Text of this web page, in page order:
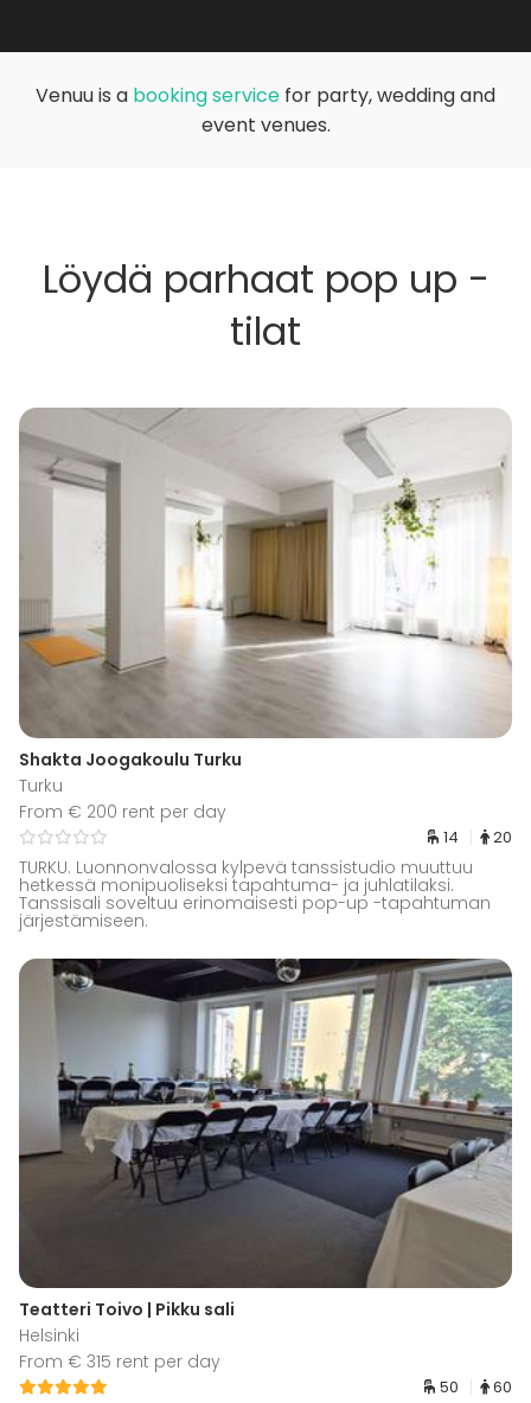
Venuu is a booking service for party, wedding and
event venues.
Löydä parhaat pop up -
tilat
Shakta Joogakoulu Turku
Turku
From € 200 rent per day
14 20
TURKU. Luonnonvalossa kylpevä tanssistudio muuttuu
hetkessä monipuoliseksi tapahtuma- ja juhlatilaksi.
Tanssisali soveltuu erinomaisesti pop-up -tapahtuman
järjestämiseen.
Teatteri Toivo | Pikku sali
Helsinki
From € 315 rent per day
50 60